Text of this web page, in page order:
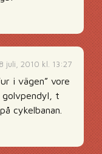
juli, 2010 kl. 13:27
i vägen” vore
t
cykelbanan.